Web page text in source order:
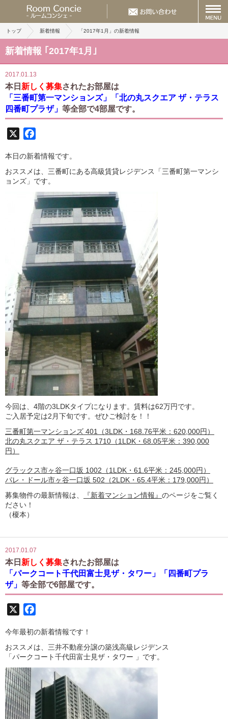
トップ 新着情報 「2017年1月」の新着情報
新着情報 ｢2017年1月｣
2017.01.13
本日 新しく募集されたお部屋は
「三番町第一マンションズ」「北の丸スクエア ザ・テラス
四番町プラザ」 等全部で4部屋です。
本日の新着情報です。
おススメは、三番町にある高級賃貸レジデンス「三番町第一マンシ
ョンズ」です。
今回は、4階の3LDKタイプになります。賃料は62万円です。
ご入居予定は2月下旬です。ぜひご検討を！！
三番町第一マンションズ 401（3LDK・168.76平米：620,000円）
北の丸スクエア ザ・テラス 1710（1LDK・68.05平米：390,000
円）
グラックス市ヶ谷一口坂 1002（1LDK・61.6平米：245,000円）
パレ・ドール市ヶ谷一口坂 502（2LDK・65.4平米：179,000円）
募集物件の最新情報は、
『新着マンション情報』 のページをご覧く
ださい！
（榎本）
2017.01.07
本日 新しく募集されたお部屋は
「パークコート千代田富士見ザ・タワー」「四番町プラ
ザ」 等全部で6部屋です。
今年最初の新着情報です！
おススメは、三井不動産分譲の築浅高級レジデンス
「パークコート千代田富士見ザ・タワー 」です。